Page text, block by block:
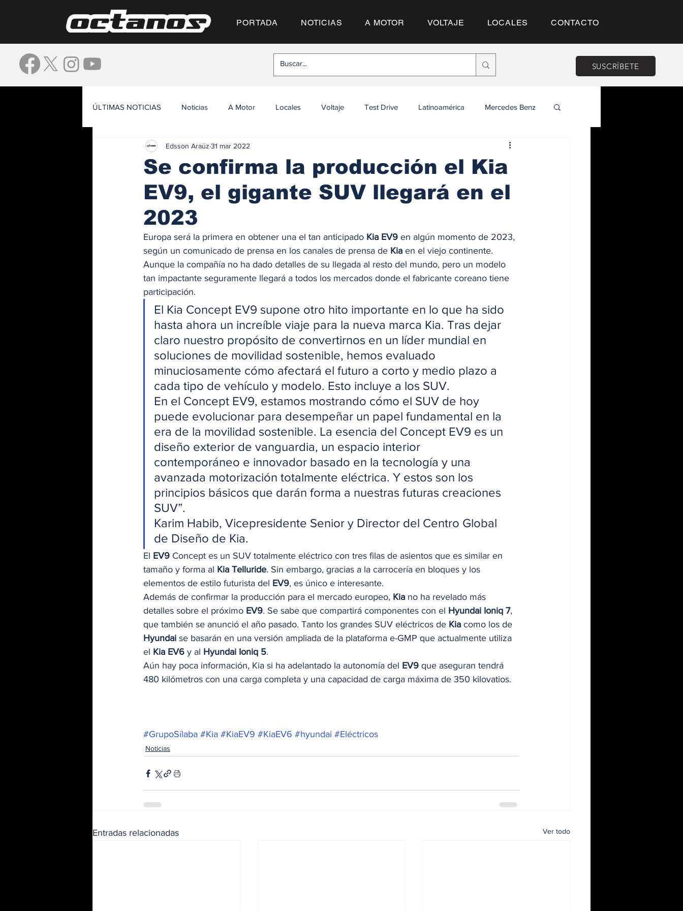
PORTADA NOTICIAS A MOTOR VOLTAJE LOCALES CONTACTO
SUSCRÍBETE
ÚLTIMAS NOTICIAS Noticias A Motor Locales Voltaje Test Drive Latinoamérica Mercedes Benz
Se confirma la producción el Kia
EV9, el gigante SUV llegará en el
2023
Edsson Araúz 31 mar 2022
Europa será la primera en obtener una el tan anticipado Kia EV9 en algún momento de 2023,
según un comunicado de prensa en los canales de prensa de Kia en el viejo continente.
Aunque la compañía no ha dado detalles de su llegada al resto del mundo, pero un modelo
tan impactante seguramente llegará a todos los mercados donde el fabricante coreano tiene
participación.
El Kia Concept EV9 supone otro hito importante en lo que ha sido
hasta ahora un increíble viaje para la nueva marca Kia. Tras dejar
claro nuestro propósito de convertirnos en un líder mundial en
soluciones de movilidad sostenible, hemos evaluado
minuciosamente cómo afectará el futuro a corto y medio plazo a
cada tipo de vehículo y modelo. Esto incluye a los SUV.
En el Concept EV9, estamos mostrando cómo el SUV de hoy
puede evolucionar para desempeñar un papel fundamental en la
era de la movilidad sostenible. La esencia del Concept EV9 es un
diseño exterior de vanguardia, un espacio interior
contemporáneo e innovador basado en la tecnología y una
avanzada motorización totalmente eléctrica. Y estos son los
principios básicos que darán forma a nuestras futuras creaciones
SUV”.
Karim Habib, Vicepresidente Senior y Director del Centro Global
de Diseño de Kia.
El EV9 Concept es un SUV totalmente eléctrico con tres filas de asientos que es similar en
tamaño y forma al Kia Telluride. Sin embargo, gracias a la carrocería en bloques y los
elementos de estilo futurista del EV9, es único e interesante.
Además de confirmar la producción para el mercado europeo, Kia no ha revelado más
detalles sobre el próximo EV9. Se sabe que compartirá componentes con el Hyundai Ioniq 7,
que también se anunció el año pasado. Tanto los grandes SUV eléctricos de Kia como los de
Hyundai se basarán en una versión ampliada de la plataforma e-GMP que actualmente utiliza
el Kia EV6 y al Hyundai Ioniq 5.
Aún hay poca información, Kia si ha adelantado la autonomía del EV9 que aseguran tendrá
480 kilómetros con una carga completa y una capacidad de carga máxima de 350 kilovatios.
#GrupoSílaba #Kia #KiaEV9 #KiaEV6 #hyundai #Eléctricos
Noticias
Entradas relacionadas Ver todo